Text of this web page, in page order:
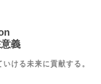
義
いける未来に貢献する 。